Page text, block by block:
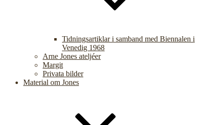
Tidningsartiklar i samband med Biennalen i
Venedig 1968
Arne Jones ateljéer
Margit
Privata bilder
Material om Jones